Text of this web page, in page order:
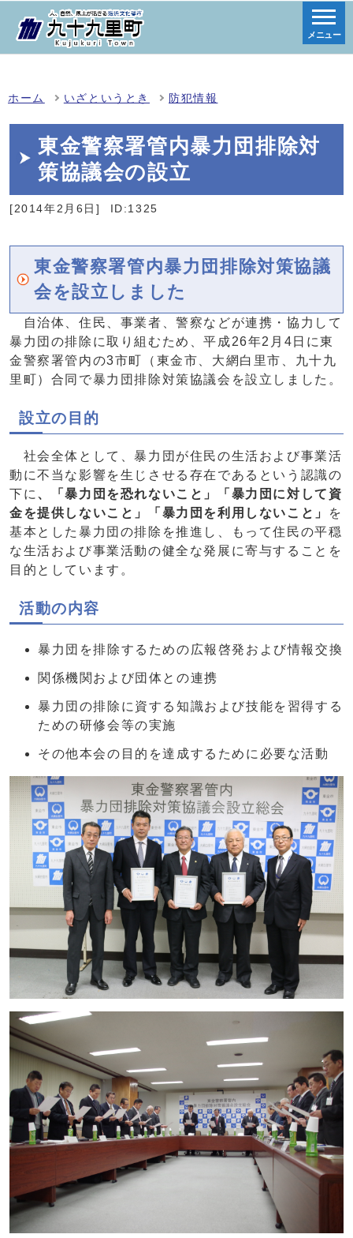
メニュー
ホーム いざというとき 防犯情報
東金警察署管内暴力団排除対
策協議会の設立
[2014年2月6日] ID:1325
東金警察署管内暴力団排除対策協議
会を設立しました
自治体、住民、事業者、警察などが連携・協力して
暴力団の排除に取り組むため、平成26年2月4日に東
金警察署管内の3市町（東金市、大網白里市、九十九
里町）合同で暴力団排除対策協議会を設立しました。
設立の目的
社会全体として、暴力団が住民の生活および事業活
動に不当な影響を生じさせる存在であるという認識の
下に 、「暴力団を恐れないこと」「暴力団に対して資
金を提供しないこと」「暴力団を利用しないこと」
を
基本とした暴力団の排除を推進し、もって住民の平穏
な生活および事業活動の健全な発展に寄与することを
目的としています。
活動の内容
暴力団を排除するための広報啓発および情報交換
関係機関および団体との連携
暴力団の排除に資する知識および技能を習得する
ための研修会等の実施
その他本会の目的を達成するために必要な活動